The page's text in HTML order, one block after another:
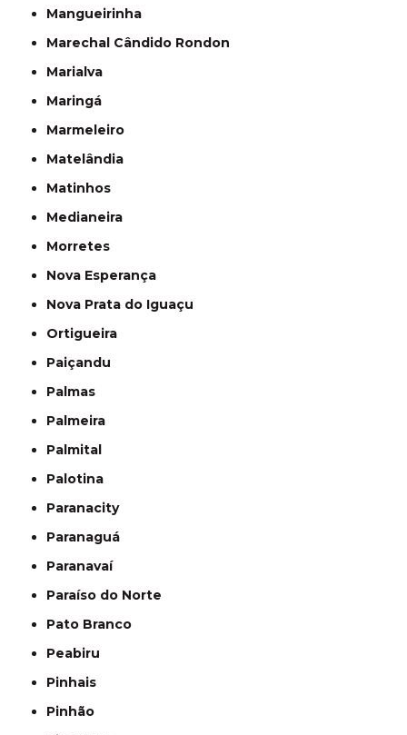
Mangueirinha
Marechal Cândido Rondon
Marialva
Maringá
Marmeleiro
Matelândia
Matinhos
Medianeira
Morretes
Nova Esperança
Nova Prata do Iguaçu
Ortigueira
Paiçandu
Palmas
Palmeira
Palmital
Palotina
Paranacity
Paranaguá
Paranavaí
Paraíso do Norte
Pato Branco
Peabiru
Pinhais
Pinhão